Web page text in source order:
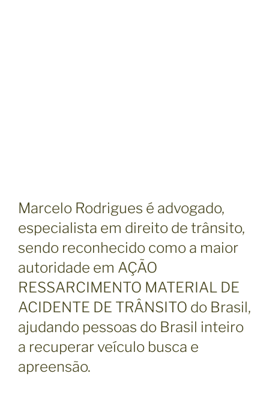
Marcelo Rodrigues é advogado,
especialista em direito de trânsito,
sendo reconhecido como a maior
autoridade em AÇÃO
RESSARCIMENTO MATERIAL DE
ACIDENTE DE TRÂNSITO do Brasil,
ajudando pessoas do Brasil inteiro
a recuperar veículo busca e
apreensão.